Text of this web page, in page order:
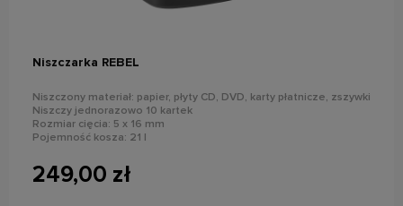
Niszczarka REBEL
Niszczony materiał: papier, płyty CD, DVD, karty płatnicze, zszywki
Niszczy jednorazowo 10 kartek
Rozmiar cięcia: 5 x 16 mm
Pojemność kosza: 21 l
249,00 zł